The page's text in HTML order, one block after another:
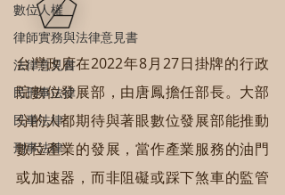
數位人權
律師實務與法律意見書
法律意見書
民刑事法律
民事法律
刑事法律
台灣政府在2022年8月27日掛牌的行政
院數位發展部，由唐鳳擔任部長。大部
分的人都期待與著眼數位發展部能推動
數位產業的發展，當作產業服務的油門
或加速器，而非阻礙或踩下煞車的監管